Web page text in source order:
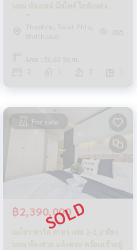
นอน ห้องเทห์ มีสไตล์ ใกล้แหล่ง
ของกิน
Thaphra, Talat Phlu,
Wutthakat
385
Area : 56.63 Sq.m.
2 1 7 1
For sale
฿2,390,000
เมโทร พาร์ค สาทร เฟส 2-2_2 ห้อง
นอน ห้องสวย แต่งครบ พร้อมเข้าอยู่